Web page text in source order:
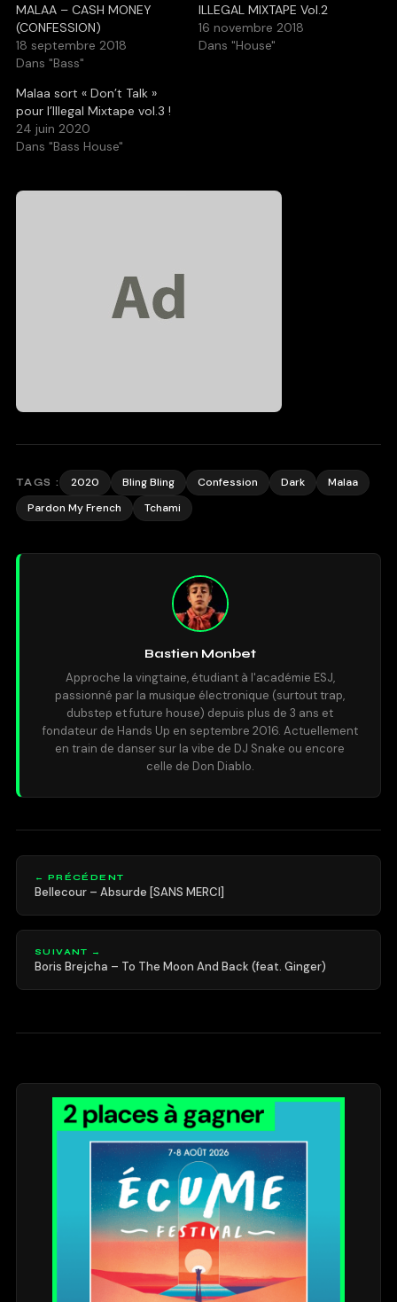
MALAA – CASH MONEY
(CONFESSION)
18 septembre 2018
Dans "Bass"
ILLEGAL MIXTAPE Vol.2
16 novembre 2018
Dans "House"
Malaa sort « Don’t Talk »
pour l’Illegal Mixtape vol.3 !
24 juin 2020
Dans "Bass House"
TAGS : 2020 Bling Bling Confession Dark
Malaa
Pardon My French
Tchami
Bastien Monbet
Approche la vingtaine, étudiant à l'académie ESJ,
passionné par la musique électronique (surtout trap,
dubstep et future house) depuis plus de 3 ans et
fondateur de Hands Up en septembre 2016. Actuellement
en train de danser sur la vibe de DJ Snake ou encore
celle de Don Diablo.
← PRÉCÉDENT
Bellecour – Absurde [SANS MERCI]
SUIVANT →
Boris Brejcha – To The Moon And Back (feat. Ginger)